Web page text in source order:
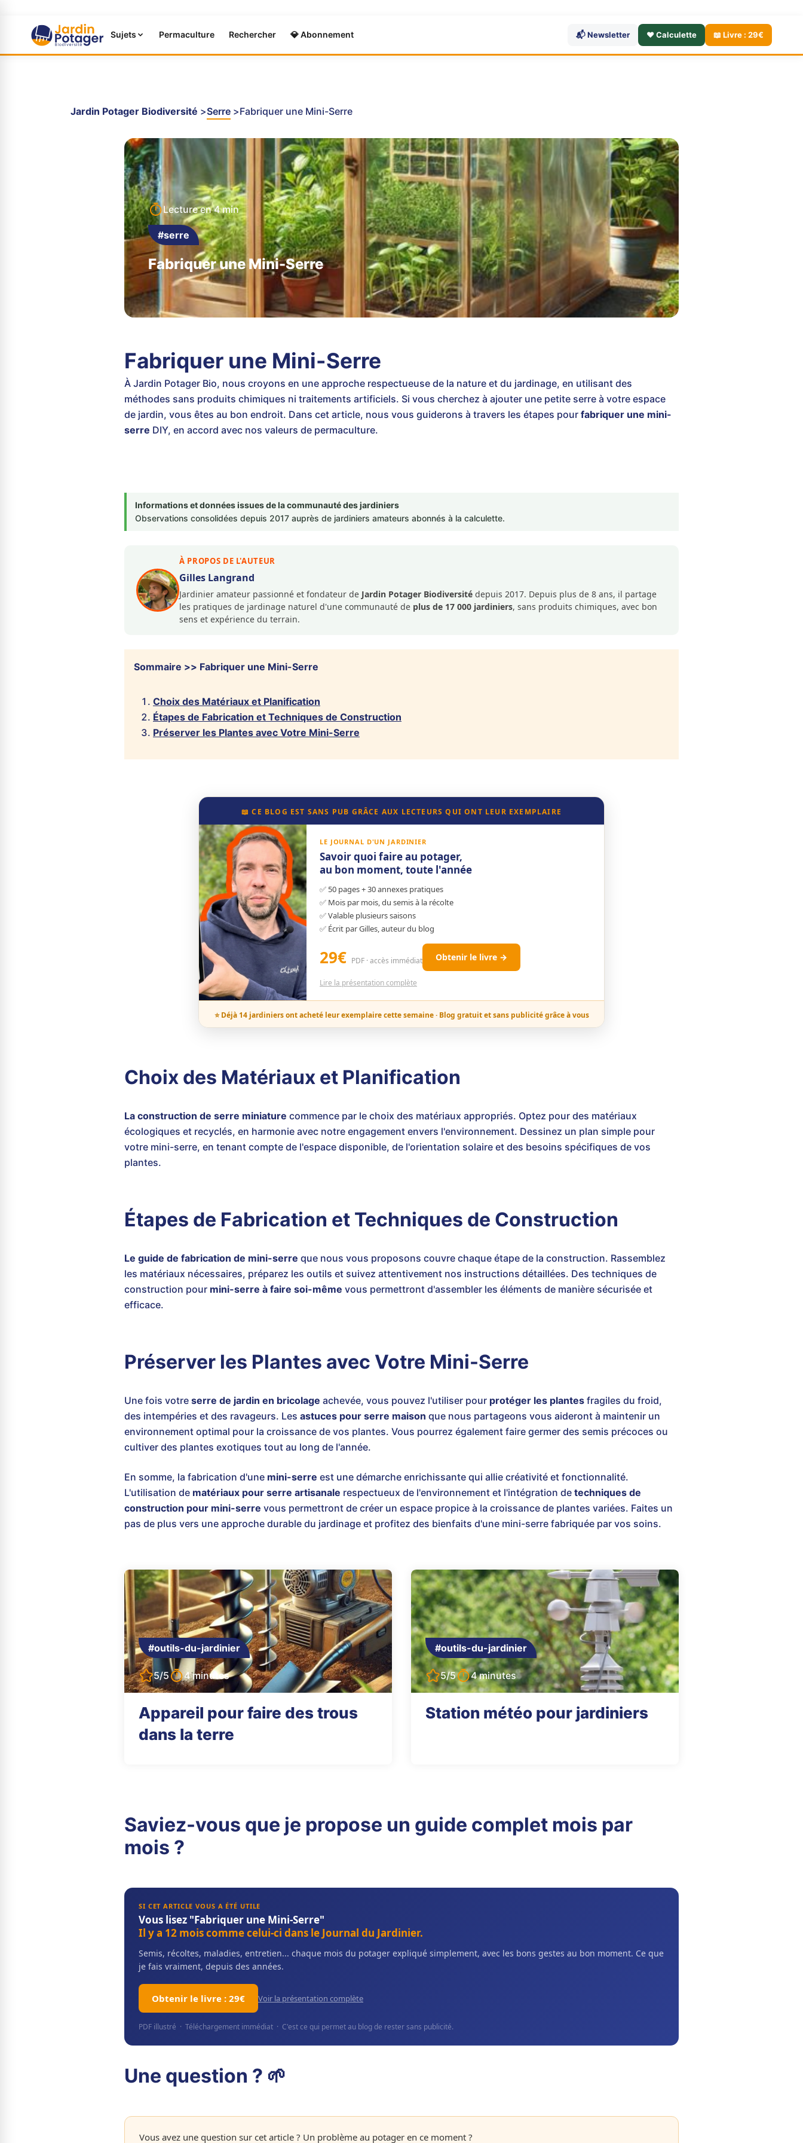
Sujets Permaculture Rechercher 💎 Abonnement 📬 Newsletter ❤️ Calculette 📖 Livre : 29€
Jardin Potager Biodiversité Serre Fabriquer une Mini-Serre
Lecture en4 min
#serre
Fabriquer une Mini-Serre
Fabriquer une Mini-Serre
À Jardin Potager Bio, nous croyons en une approche respectueuse de la nature et du jardinage, en utilisant des
méthodes sans produits chimiques ni traitements artificiels. Si vous cherchez à ajouter une petite serre à votre espace
de jardin, vous êtes au bon endroit. Dans cet article, nous vous guiderons à travers les étapes pour fabriquer une mini-
serre DIY, en accord avec nos valeurs de permaculture.
Informations et données issues de la communauté des jardiniers
Observations consolidées depuis 2017 auprès de jardiniers amateurs abonnés à la calculette.
À PROPOS DE L'AUTEUR
Gilles Langrand
Jardinier amateur passionné et fondateur de Jardin Potager Biodiversité depuis 2017. Depuis plus de 8 ans, il partage
les pratiques de jardinage naturel d'une communauté de plus de 17 000 jardiniers, sans produits chimiques, avec bon
sens et expérience du terrain.
Sommaire >> Fabriquer une Mini-Serre
Choix des Matériaux et Planification
Étapes de Fabrication et Techniques de Construction
Préserver les Plantes avec Votre Mini-Serre
📖 CE BLOG EST SANS PUB GRÂCE AUX LECTEURS QUI ONT LEUR EXEMPLAIRE
LE JOURNAL D'UN JARDINIER
Savoir quoi faire au potager,
au bon moment, toute l'année
✅ 50 pages + 30 annexes pratiques
✅ Mois par mois, du semis à la récolte
✅ Valable plusieurs saisons
✅ Écrit par Gilles, auteur du blog
29€ PDF · accès immédiat Obtenir le livre →
Lire la présentation complète
⭐ Déjà 14 jardiniers ont acheté leur exemplaire cette semaine · Blog gratuit et sans publicité grâce à vous
Choix des Matériaux et Planification
La construction de serre miniature commence par le choix des matériaux appropriés. Optez pour des matériaux
écologiques et recyclés, en harmonie avec notre engagement envers l'environnement. Dessinez un plan simple pour
votre mini-serre, en tenant compte de l'espace disponible, de l'orientation solaire et des besoins spécifiques de vos
plantes.
Étapes de Fabrication et Techniques de Construction
Le guide de fabrication de mini-serre que nous vous proposons couvre chaque étape de la construction. Rassemblez
les matériaux nécessaires, préparez les outils et suivez attentivement nos instructions détaillées. Des techniques de
construction pour mini-serre à faire soi-même vous permettront d'assembler les éléments de manière sécurisée et
efficace.
Préserver les Plantes avec Votre Mini-Serre
Une fois votre serre de jardin en bricolage achevée, vous pouvez l'utiliser pour protéger les plantes fragiles du froid,
des intempéries et des ravageurs. Les astuces pour serre maison que nous partageons vous aideront à maintenir un
environnement optimal pour la croissance de vos plantes. Vous pourrez également faire germer des semis précoces ou
cultiver des plantes exotiques tout au long de l'année.
En somme, la fabrication d'une mini-serre est une démarche enrichissante qui allie créativité et fonctionnalité.
L'utilisation de matériaux pour serre artisanale respectueux de l'environnement et l'intégration de techniques de
construction pour mini-serre vous permettront de créer un espace propice à la croissance de plantes variées. Faites un
pas de plus vers une approche durable du jardinage et profitez des bienfaits d'une mini-serre fabriquée par vos soins.
#outils-du-jardinier
5/5 4 minutes
Appareil pour faire des trous
dans la terre
#outils-du-jardinier
5/5 4 minutes
Station météo pour jardiniers
Saviez-vous que je propose un guide complet mois par
mois ?
SI CET ARTICLE VOUS A ÉTÉ UTILE
Vous lisez "Fabriquer une Mini-Serre"
Il y a 12 mois comme celui-ci dans le Journal du Jardinier.
Semis, récoltes, maladies, entretien... chaque mois du potager expliqué simplement, avec les bons gestes au bon moment. Ce que
je fais vraiment, depuis des années.
Obtenir le livre : 29€ Voir la présentation complète
PDF illustré · Téléchargement immédiat · C'est ce qui permet au blog de rester sans publicité.
Une question ? 🌱
Vous avez une question sur cet article ? Un problème au potager en ce moment ?